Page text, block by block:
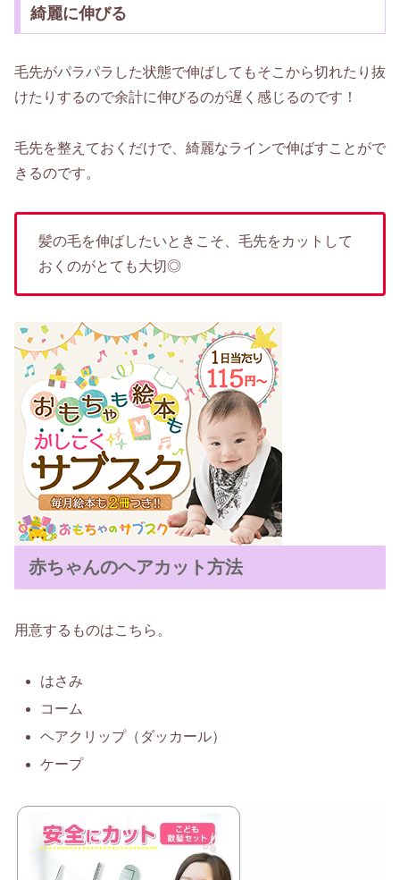
綺麗に伸びる
毛先がパラパラした状態で伸ばしてもそこから切れたり抜
けたりするので余計に伸びるのが遅く感じるのです！
毛先を整えておくだけで、綺麗なラインで伸ばすことがで
きるのです。
髪の毛を伸ばしたいときこそ、毛先をカットして
おくのがとても大切◎
赤ちゃんのヘアカット方法
用意するものはこちら。
はさみ
コーム
ヘアクリップ（ダッカール）
ケープ